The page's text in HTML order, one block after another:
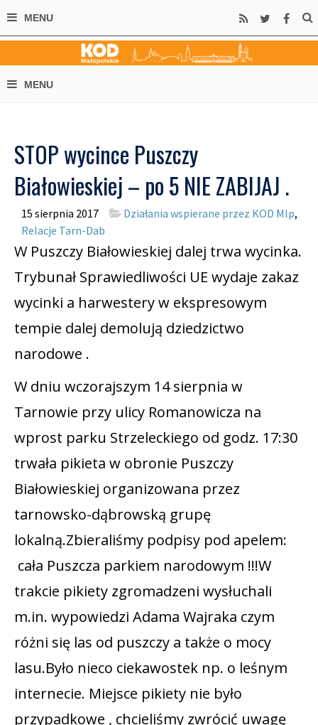
STOP wycince Puszczy
Białowieskiej – po 5 NIE ZABIJAJ .
15 sierpnia 2017 Działania wspierane przez KOD Mlp,
Relacje Tarn-Dab
W Puszczy Białowieskiej dalej trwa wycinka.
Trybunał Sprawiedliwości UE wydaje zakaz
wycinki a harwestery w ekspresowym
tempie dalej demolują dziedzictwo
narodowe .
W dniu wczorajszym 14 sierpnia w
Tarnowie przy ulicy Romanowicza na
wprost parku Strzeleckiego od godz. 17:30
trwała pikieta w obronie Puszczy
Białowieskiej organizowana przez
tarnowsko-dąbrowską grupę
lokalną.Zbieraliśmy podpisy pod apelem:
cała Puszcza parkiem narodowym !!!W
trakcie pikiety zgromadzeni wysłuchali
m.in. wypowiedzi Adama Wajraka czym
różni się las od puszczy a także o mocy
lasu.Było nieco ciekawostek np. o leśnym
internecie. Miejsce pikiety nie było
przypadkowe , chcieliśmy zwrócić uwagę